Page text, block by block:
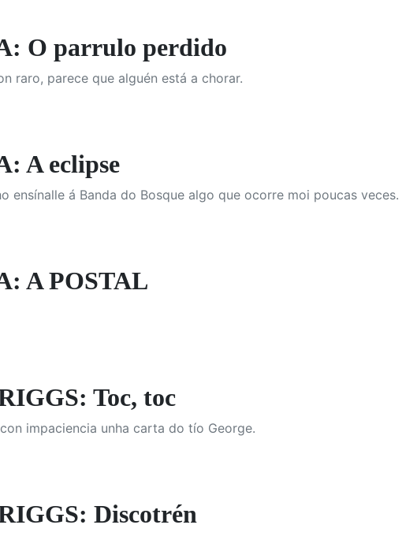
O parrulo perdido
raro, parece que alguén está a chorar.
A eclipse
ensínalle á Banda do Bosque algo que ocorre moi poucas veces.
A POSTAL
Toc, toc
impaciencia unha carta do tío George.
Discotrén